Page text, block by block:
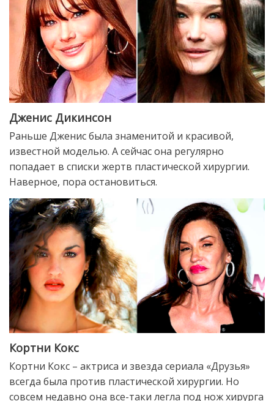
Дженис Дикинсон
Раньше Дженис была знаменитой и красивой,
известной моделью. А сейчас она регулярно
попадает в списки жертв пластической хирургии.
Наверное, пора остановиться.
Кортни Кокс
Кортни Кокс – актриса и звезда сериала «Друзья»
всегда была против пластической хирургии. Но
совсем недавно она все-таки легла под нож хирурга